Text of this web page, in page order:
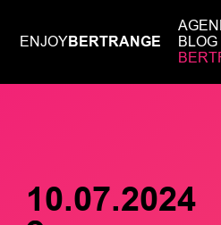
ENJOYBERTRANGE
BLOG
10.07.2024